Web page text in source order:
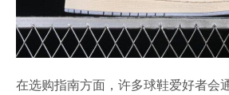
在选购指南方面，许多球鞋爱好者会